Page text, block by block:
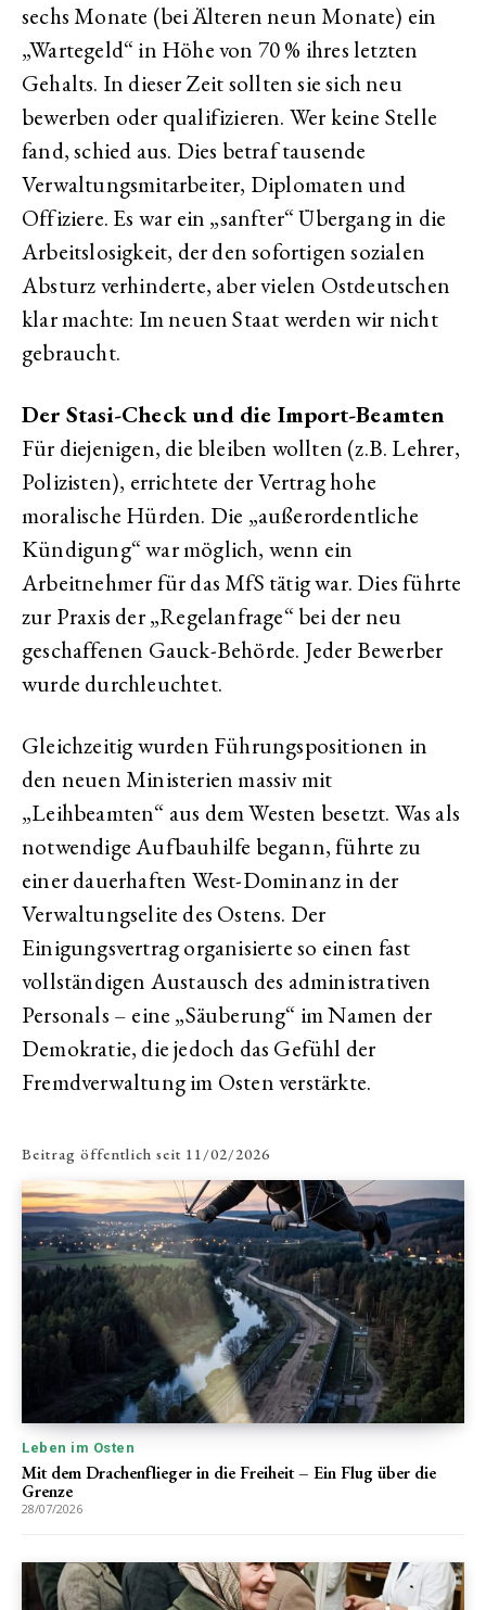
sechs Monate (bei Älteren neun Monate) ein
„Wartegeld“ in Höhe von 70 % ihres letzten
Gehalts. In dieser Zeit sollten sie sich neu
bewerben oder qualifizieren. Wer keine Stelle
fand, schied aus. Dies betraf tausende
Verwaltungsmitarbeiter, Diplomaten und
Offiziere. Es war ein „sanfter“ Übergang in die
Arbeitslosigkeit, der den sofortigen sozialen
Absturz verhinderte, aber vielen Ostdeutschen
klar machte: Im neuen Staat werden wir nicht
gebraucht.
Der Stasi-Check und die Import-Beamten
Für diejenigen, die bleiben wollten (z.B. Lehrer,
Polizisten), errichtete der Vertrag hohe
moralische Hürden. Die „außerordentliche
Kündigung“ war möglich, wenn ein
Arbeitnehmer für das MfS tätig war. Dies führte
zur Praxis der „Regelanfrage“ bei der neu
geschaffenen Gauck-Behörde. Jeder Bewerber
wurde durchleuchtet.
Gleichzeitig wurden Führungspositionen in
den neuen Ministerien massiv mit
„Leihbeamten“ aus dem Westen besetzt. Was als
notwendige Aufbauhilfe begann, führte zu
einer dauerhaften West-Dominanz in der
Verwaltungselite des Ostens. Der
Einigungsvertrag organisierte so einen fast
vollständigen Austausch des administrativen
Personals – eine „Säuberung“ im Namen der
Demokratie, die jedoch das Gefühl der
Fremdverwaltung im Osten verstärkte.
Beitrag öffentlich seit 11/02/2026
Leben im Osten
Mit dem Drachenflieger in die Freiheit – Ein Flug über die
Grenze
28/07/2026